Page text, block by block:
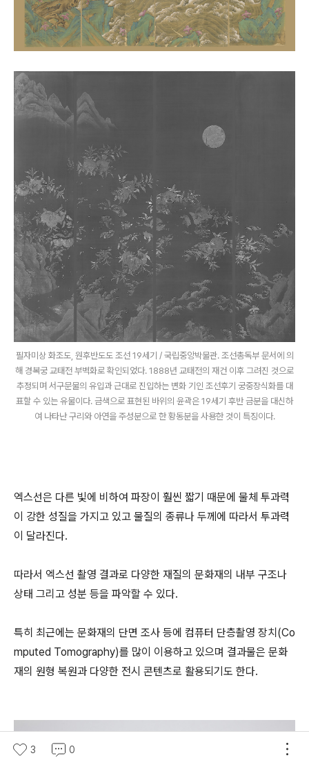
필자미상 화조도, 원후반도도 조선 19세기 / 국립중앙박물관. 조선총독부 문서에 의
해 경복궁 교태전 부벽화로 확인되었다. 1888년 교태전의 재건 이후 그려진 것으로
추정되며 서구문물의 유입과 근대로 진입하는 변화 기인 조선후기 궁중장식화를 대
표할 수 있는 유물이다. 금색으로 표현된 바위의 윤곽은 19세기 후반 금분을 대신하
여 나타난 구리와 아연을 주성분으로 한 황동분을 사용한 것이 특징이다.
엑스선은 다른 빛에 비하여 파장이 훨씬 짧기 때문에 물체 투과력
이 강한 성질을 가지고 있고 물질의 종류나 두께에 따라서 투과력
이 달라진다.
따라서 엑스선 촬영 결과로 다양한 재질의 문화재의 내부 구조나
상태 그리고 성분 등을 파악할 수 있다.
특히 최근에는 문화재의 단면 조사 등에 컴퓨터 단층촬영 장치(Co
mputed Tomography)를 많이 이용하고 있으며 결과물은 문화
재의 원형 복원과 다양한 전시 콘텐츠로 활용되기도 한다.
3 0